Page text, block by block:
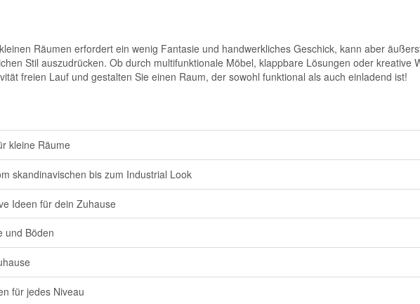
Räumen erfordert ein wenig Fantasie und handwerkliches Geschick, kann aber
Stil auszudrücken. Ob durch multifunktionale Möbel, klappbare Lösungen oder
freien Lauf und gestalten Sie einen Raum, der sowohl funktional als auch einladend ist!
kleine Räume
skandinavischen bis zum Industrial Look
Ideen für dein Zuhause
und Böden
für jedes Niveau